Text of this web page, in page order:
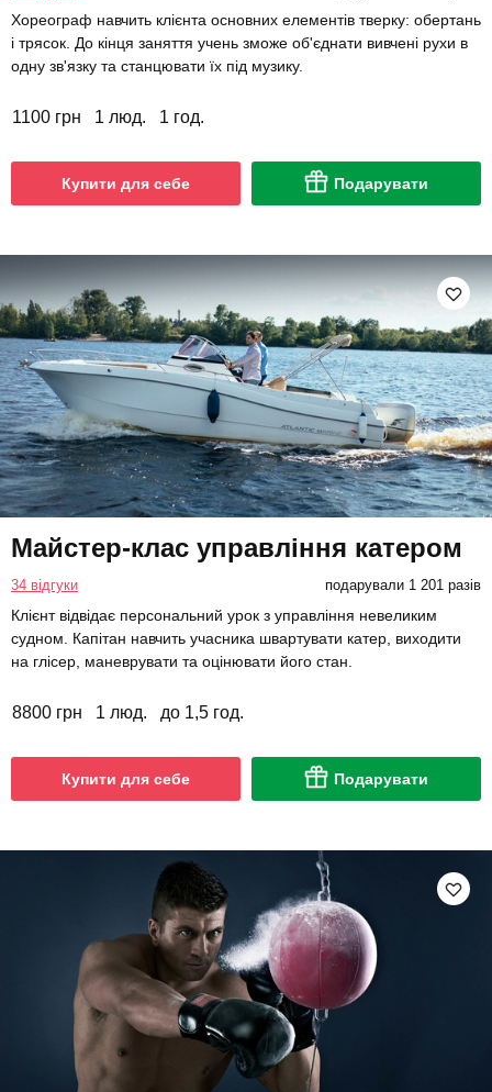
Хореограф навчить клієнта основних елементів тверку: обертань
і трясок. До кінця заняття учень зможе об'єднати вивчені рухи в
одну зв'язку та станцювати їх під музику.
1100 грн 1 люд. 1 год.
Купити для себе Подарувати
Майстер-клас управління катером
34 відгуки подарували 1 201 разів
Клієнт відвідає персональний урок з управління невеликим
судном. Капітан навчить учасника швартувати катер, виходити
на глісер, маневрувати та оцінювати його стан.
8800 грн 1 люд. до 1,5 год.
Купити для себе Подарувати